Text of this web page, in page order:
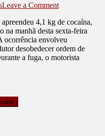
Leave a Commenton
APREENDE
DROGAS
E
PISTOLA
“PREMIUM”
4,1 kg de cocaína,
na manhã desta sexta-feira
ocorrência envolveu
desobedecer ordem de
a fuga, o motorista